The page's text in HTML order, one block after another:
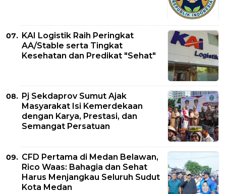
KAI Logistik Raih Peringkat
AA/Stable serta Tingkat
Kesehatan dan Predikat "Sehat"
Pj Sekdaprov Sumut Ajak
Masyarakat Isi Kemerdekaan
dengan Karya, Prestasi, dan
Semangat Persatuan
CFD Pertama di Medan Belawan,
Rico Waas: Bahagia dan Sehat
Harus Menjangkau Seluruh Sudut
Kota Medan